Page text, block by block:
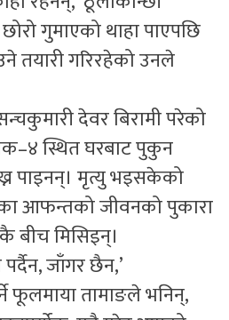
गुमाएको थाहा पाएपछि
तयारी गरिरहेको उनले
देवर बिरामी परेको
स्थित घरबाट पुकुन
पाइनन्। मृत्यु भइसकेको
आफन्तको जीवनको पुकारा
बीच मिसिइन्।
पर्दैन, जाँगर छैन,’
फूलमाया तामाङले भनिन्,